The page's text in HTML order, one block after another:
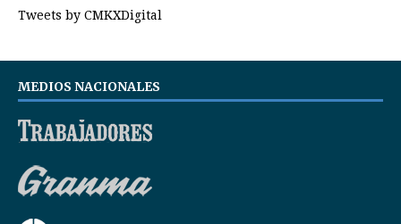
Tweets by CMKXDigital
MEDIOS NACIONALES